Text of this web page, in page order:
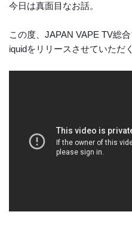
今日は真面目なお話。
この度、JAPAN VAPE TV総
iquidをリリースさせていただ